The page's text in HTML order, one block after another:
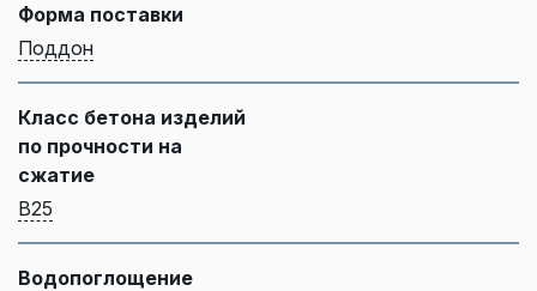
Форма поставки
Поддон
Класс бетона изделий
по прочности на
сжатие
B25
Водопоглощение